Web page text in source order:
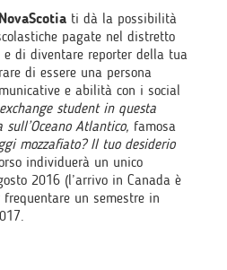
ti dà la possibilità
pagate nel distretto
di diventare reporter della tua
di essere una persona
e abilità con i social
student in questa
Atlantico, famosa
mozzafiato? Il tuo desiderio
individuerà un unico
2016 (l’arrivo in Canada è
un semestre in